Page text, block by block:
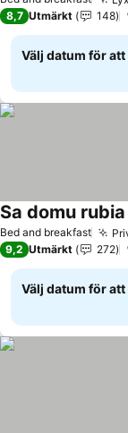
8,7 Utmärkt 148
Välj datum för
Bed and breakfast
Sa domu rubia
9,2 Utmärkt 272
Välj datum för